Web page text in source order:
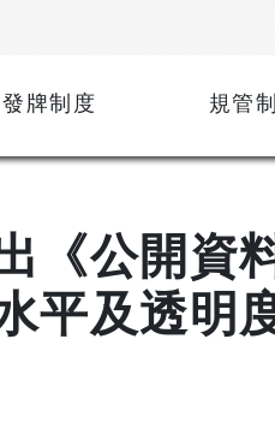
發牌制度 規管
《公開資
平及透明